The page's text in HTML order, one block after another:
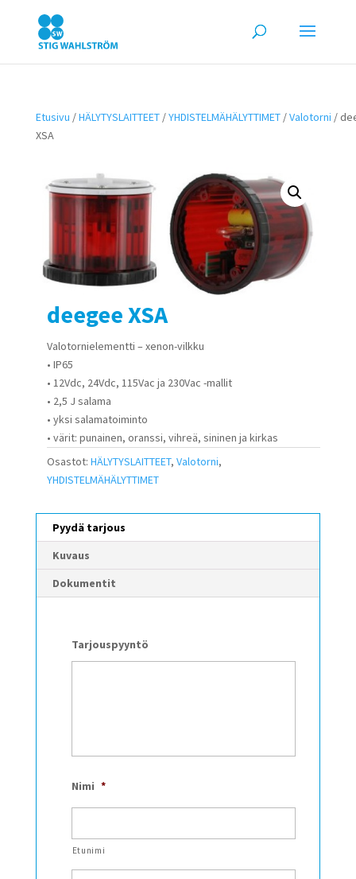
Etusivu /HÄLYTYSLAITTEET/YHDISTELMÄHÄLYTTIMET/Valotorni /
XSA
deegee XSA
Valotornielementti – xenon-vilkku
• IP65
• 12Vdc, 24Vdc, 115Vac ja 230Vac -mallit
• 2,5 J salama
• yksi salamatoiminto
• värit: punainen, oranssi, vihreä, sininen ja kirkas
Osastot: HÄLYTYSLAITTEET, Valotorni,
YHDISTELMÄHÄLYTTIMET
Pyydä tarjous
Kuvaus
Dokumentit
Tarjouspyyntö
Nimi *
Etunimi